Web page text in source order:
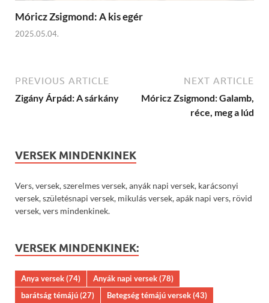
Móricz Zsigmond: A kis egér
2025.05.04.
PREVIOUS ARTICLE
Zigány Árpád: A sárkány
NEXT ARTICLE
Móricz Zsigmond: Galamb,
réce, meg a lúd
VERSEK MINDENKINEK
Vers, versek, szerelmes versek, anyák napi versek, karácsonyi
versek, születésnapi versek, mikulás versek, apák napi vers, rövid
versek, vers mindenkinek.
VERSEK MINDENKINEK:
Anya versek(74) Anyák napi versek(78)
barátság témájú(27) Betegség témájú versek(43)